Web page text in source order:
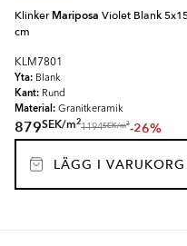
KlinkerMariposa Violet Blank
cm
KLM7801
Yta: Blank
Kant: Rund
Material: Granitkeramik
879SEK/m2
1194SEK/m2-26%
LÄGG I VARUKORG